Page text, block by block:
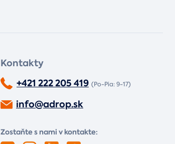
Kontakty
+421 222 205 419 (Po-Pia: 9-17)
info@adrop.sk
Zostaňte s nami v kontakte: